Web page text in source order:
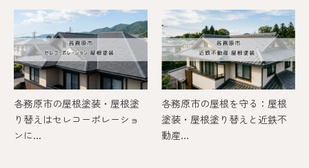
各務原市の屋根塗装・屋根塗
り替えはセレコーポレーショ
ンに...
各務原市の屋根を守る：屋根
塗装・屋根塗り替えと近鉄不
動産...